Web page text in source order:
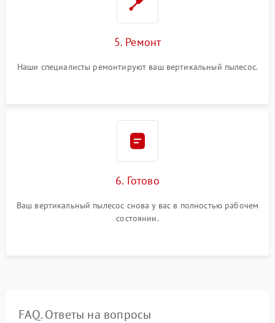
5. Ремонт
Наши специалисты ремонтируют ваш вертикальный пылесос.
6. Готово
Ваш вертикальный пылесос снова у вас в полностью рабочем
состоянии.
FAQ. Ответы на вопросы